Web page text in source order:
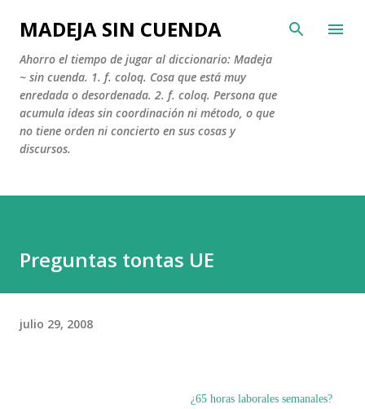
Ir al contenido principal
MADEJA SIN CUENDA
Ahorro el tiempo de jugar al diccionario: Madeja
~ sin cuenda. 1. f. coloq. Cosa que está muy
enredada o desordenada. 2. f. coloq. Persona que
acumula ideas sin coordinación ni método, o que
no tiene orden ni concierto en sus cosas y
discursos.
Preguntas tontas UE
julio 29, 2008
¿65 horas laborales semanales?